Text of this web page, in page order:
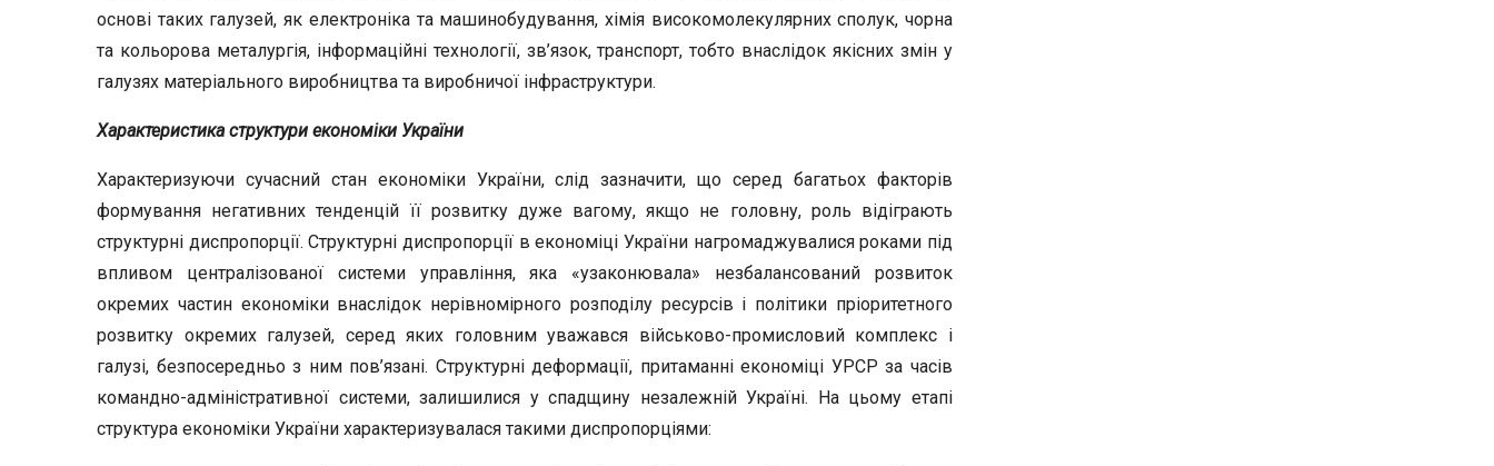
основі таких галузей, як електроніка та машинобудування, хімія високомолекулярних сполук, чорна
та кольорова металургія, інформаційні технології, зв’язок, транспорт, тобто внаслідок якісних змін у
галузях матеріального виробництва та виробничої інфраструктури.
Характеристика структури економіки України
Характеризуючи сучасний стан економіки України, слід зазначити, що серед багатьох факторів
формування негативних тенденцій її розвитку дуже вагому, якщо не головну, роль відіграють
структурні диспропорції. Структурні диспропорції в економіці України нагромаджувалися роками під
впливом централізованої системи управління, яка «узаконювала» незбалансований розвиток
окремих частин економіки внаслідок нерівномірного розподілу ресурсів і політики пріоритетного
розвитку окремих галузей, серед яких головним уважався військово-промисловий комплекс і
галузі, безпосередньо з ним пов’язані. Структурні деформації, притаманні економіці УРСР за часів
командно-адміністративної системи, залишилися у спадщину незалежній Україні. На цьому етапі
структура економіки України характеризувалася такими диспропорціями: